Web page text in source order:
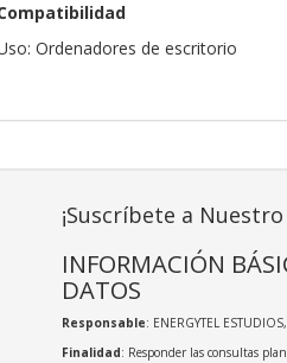
Ordenadores de escritorio
¡Suscríbete a
INFORMACIÓN
DATOS
Responsable: ENERGYTEL
Finalidad: Responder las consultas